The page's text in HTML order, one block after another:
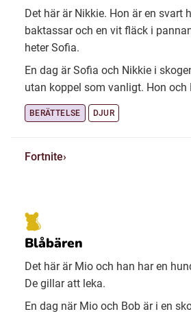
Det här är Nikkie. Hon är en svart
baktassar och en vit fläck i
heter Sofia.
En dag är Sofia och Nikkie i
utan koppel som vanligt. Hon och
BERÄTTELSE DJUR
Fortnite
Blåbären
Det här är Mio och han har en
De gillar att leka.
En dag när Mio och Bob är i en